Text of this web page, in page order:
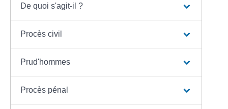
De quoi s'agit-il ?
Procès civil
Prud'hommes
Procès pénal